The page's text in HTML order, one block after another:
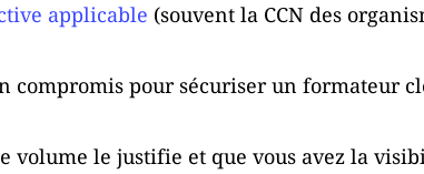
applicable (souvent la CCN des
compromis pour sécuriser un formateur
volume le justifie et que vous avez la